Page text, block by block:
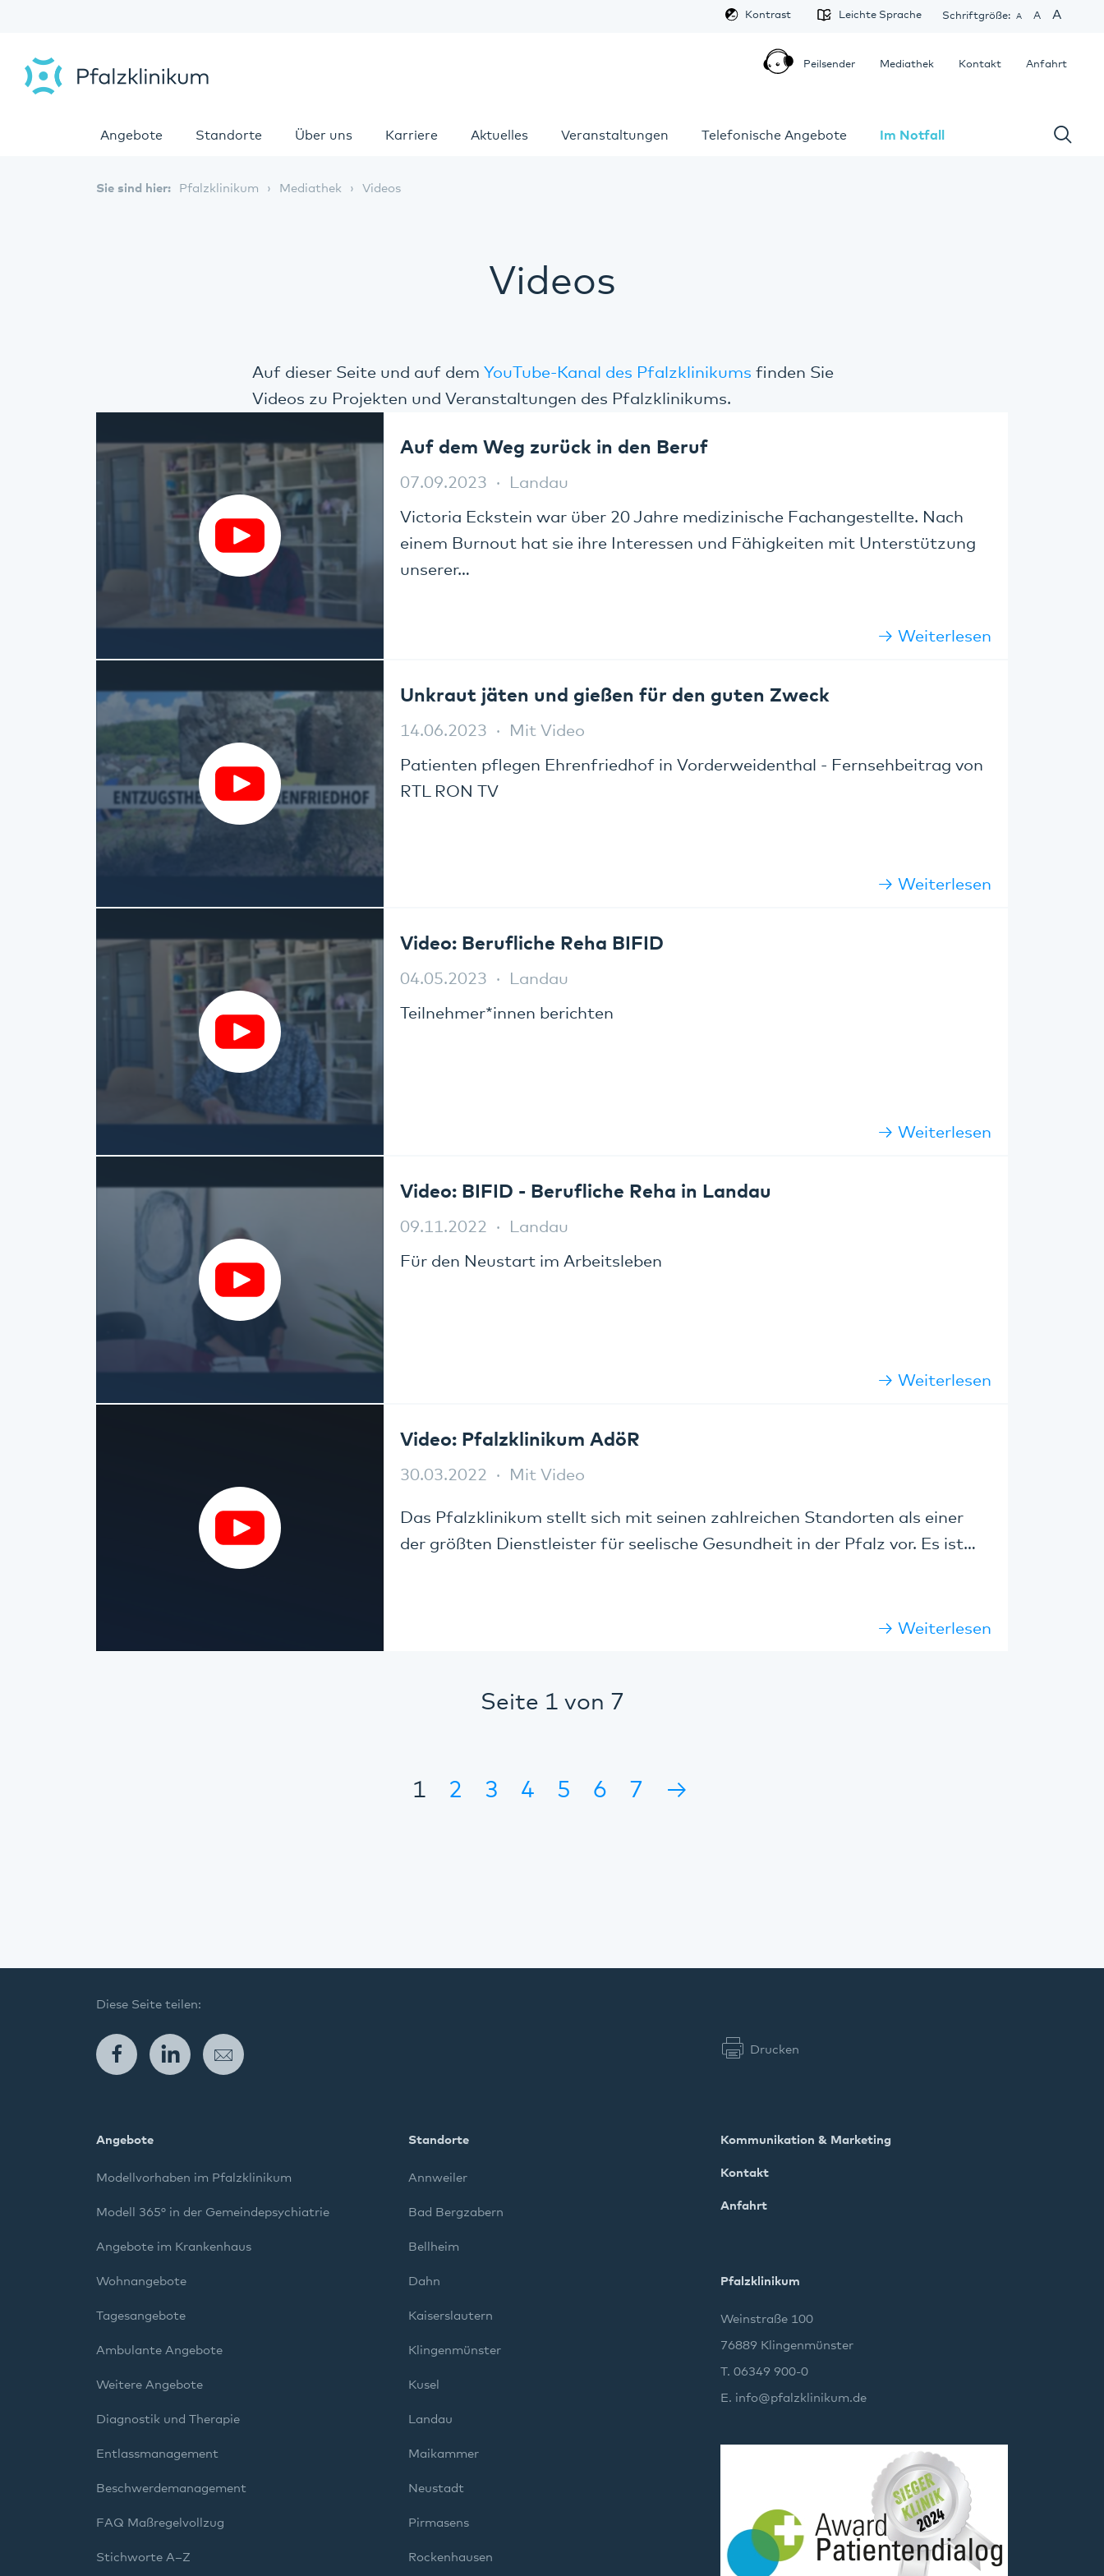
Angebote Standorte Über uns Karriere Aktuelles Veranstaltungen Telefonische Angebote Im Notfall
Schriftgröße: A A A
Leichte Sprache
Kontrast
Anfahrt
Kontakt
Mediathek
Peilsender
Sie sind hier: Pfalzklinikum Mediathek Videos
Videos
Auf dieser Seite und auf dem YouTube-Kanal des Pfalzklinikums finden Sie
Videos zu Projekten und Veranstaltungen des Pfalzklinikums.
Auf dem Weg zurück in den Beruf
07.09.2023 Landau
Victoria Eckstein war über 20 Jahre medizinische Fachangestellte. Nach
einem Burnout hat sie ihre Interessen und Fähigkeiten mit Unterstützung
unserer…
Weiterlesen
Unkraut jäten und gießen für den guten Zweck
14.06.2023 Mit Video
Patienten pflegen Ehrenfriedhof in Vorderweidenthal - Fernsehbeitrag von
RTL RON TV
Weiterlesen
Video: Berufliche Reha BIFID
04.05.2023 Landau
Teilnehmer*innen berichten
Weiterlesen
Video: BIFID - Berufliche Reha in Landau
09.11.2022 Landau
Für den Neustart im Arbeitsleben
Weiterlesen
Video: Pfalzklinikum AdöR
30.03.2022 Mit Video
Das Pfalzklinikum stellt sich mit seinen zahlreichen Standorten als einer
der größten Dienstleister für seelische Gesundheit in der Pfalz vor. Es ist…
Weiterlesen
Seite 1 von 7
1 2 3 4 5 6 7 →
Diese Seite teilen:
FacebookLinkedIn Drucken
Angebote
Modellvorhaben im Pfalzklinikum
Modell 365° in der Gemeindepsychiatrie
Angebote im Krankenhaus
Wohnangebote
Tagesangebote
Ambulante Angebote
Weitere Angebote
Diagnostik und Therapie
Entlassmanagement
Beschwerdemanagement
FAQ Maßregelvollzug
Stichworte A–Z
Standorte
Annweiler
Bad Bergzabern
Bellheim
Dahn
Kaiserslautern
Klingenmünster
Kusel
Landau
Maikammer
Neustadt
Pirmasens
Rockenhausen
Kommunikation & Marketing
Kontakt
Anfahrt
Pfalzklinikum
Weinstraße 100
76889 Klingenmünster
T. 06349 900-0
E. info@pfalzklinikum.de